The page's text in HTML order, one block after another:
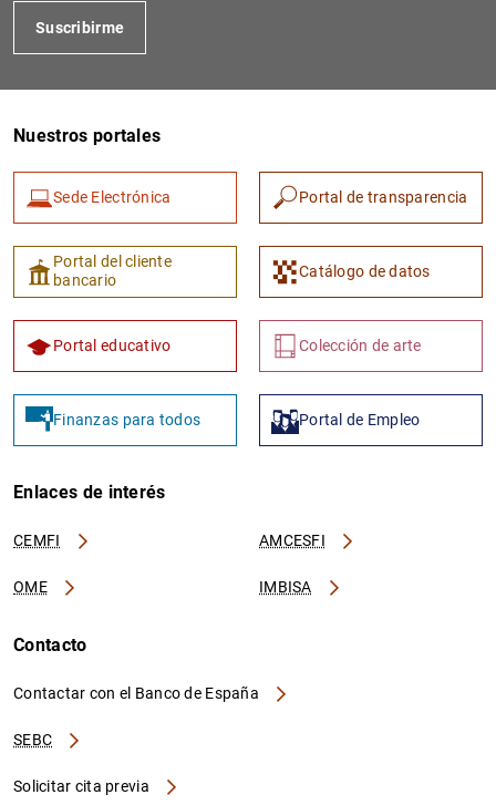
Suscribirme
Nuestros portales
Sede Electrónica Portal de transparencia
Portal del cliente
bancario
Catálogo de datos
Portal educativo Colección de arte
Finanzas para todos Portal de Empleo
Enlaces de interés
CEMFI AMCESFI
OME IMBISA
Contacto
Contactar con el Banco de España
SEBC
Solicitar cita previa